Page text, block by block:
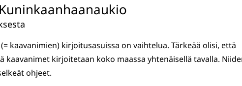
kaavanimien) kirjoitusasuissa on vaihtelua. Tärkeää olisi, että
kaavanimet kirjoitetaan koko maassa yhtenäisellä tavalla.
ohjeet.